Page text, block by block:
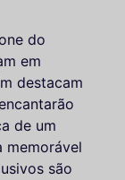
do
em
destacam
de um
memorável
são